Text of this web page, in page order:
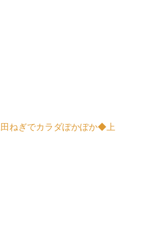
ねぎでカラダぽかぽか◆上